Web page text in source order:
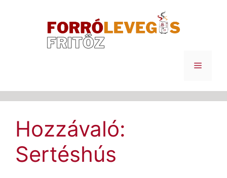
Menü
Hozzávaló:
Sertéshús